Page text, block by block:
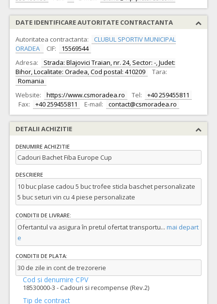
DATE IDENTIFICARE AUTORITATE CONTRACTANTA
Autoritatea contractanta:
CLUBUL SPORTIV MUNICIPAL
ORADEA
CIF:
15569544
Adresa:
Strada: Blajovici Traian, nr. 24, Sector: -, Judet:
Bihor, Localitate: Oradea, Cod postal: 410209
Tara:
Romania
Website:
https://www.csmoradea.ro Tel:
+40 259455811
Fax:
+40 259455811 E-mail: contact@csmoradea.ro
DETALII ACHIZITIE
DENUMIRE ACHIZITIE
Cadouri Bachet Fiba Europe Cup
DESCRIERE
10 buc plase cadou 5 buc trofee sticla baschet personalizate
5 buc seturi vin cu 4 piese personalizate
CONDITII DE LIVRARE:
Ofertantul va asigura în pretul ofertat transportu... mai depart
e
CONDITII DE PLATA:
30 de zile in cont de trezorerie
Cod si denumire CPV
18530000-3 - Cadouri si recompense (Rev.2)
Tip de contract